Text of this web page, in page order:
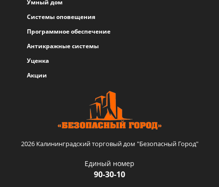
Умный дом
Системы оповещения
Программное обеспечение
Антикражные системы
Уценка
Акции
2026 Калининградский торговый дом "Безопасный Город"
Единый номер
90-30-10